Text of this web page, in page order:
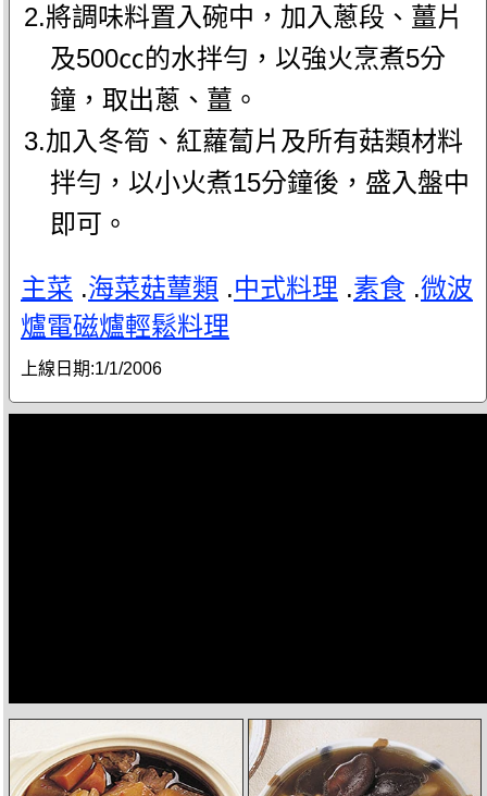
2.將調味料置入碗中，加入蔥段、薑片
及500㏄的水拌勻，以強火烹煮5分
鐘，取出蔥、薑。
3.加入冬筍、紅蘿蔔片及所有菇類材料
拌勻，以小火煮15分鐘後，盛入盤中
即可。
主菜 .海菜菇蕈類 .中式料理 .素食 .微波
爐電磁爐輕鬆料理
上線日期:1/1/2006